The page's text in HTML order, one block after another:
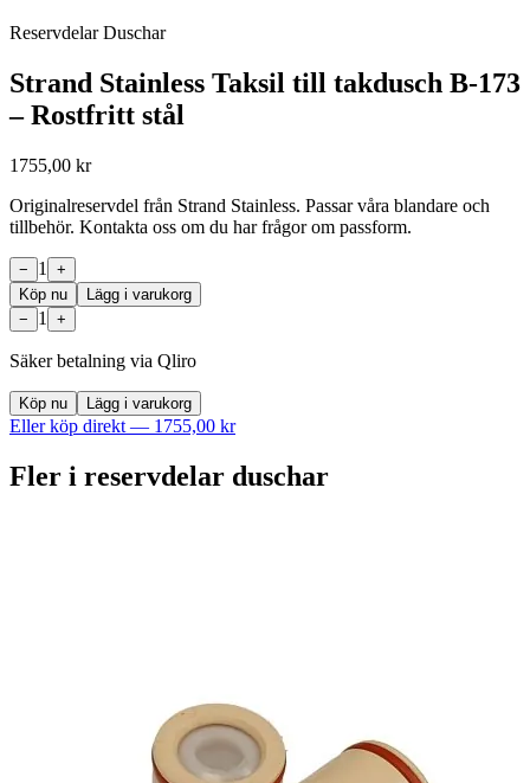
Reservdelar Duschar
Strand Stainless Taksil till takdusch B-173
– Rostfritt stål
1755,00 kr
Originalreservdel från Strand Stainless. Passar våra blandare och
tillbehör. Kontakta oss om du har frågor om passform.
− 1
+
Köp nu
Lägg i varukorg
−
1 +
Säker betalning via Qliro
Köp nu Lägg i varukorg
Eller köp direkt — 1755,00 kr
Fler i reservdelar duschar